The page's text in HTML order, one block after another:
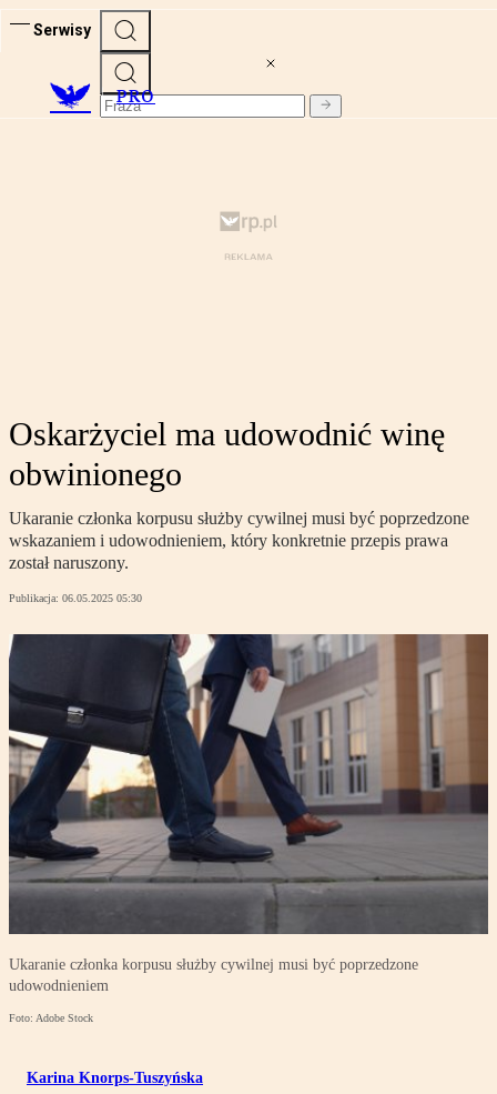
Serwisy
PRO
Oskarżyciel ma udowodnić winę
obwinionego
Ukaranie członka korpusu służby cywilnej musi być poprzedzone
wskazaniem i udowodnieniem, który konkretnie przepis prawa
został naruszony.
Publikacja: 06.05.2025 05:30
Ukaranie członka korpusu służby cywilnej musi być poprzedzone
udowodnieniem
Foto: Adobe Stock
Karina Knorps-Tuszyńska